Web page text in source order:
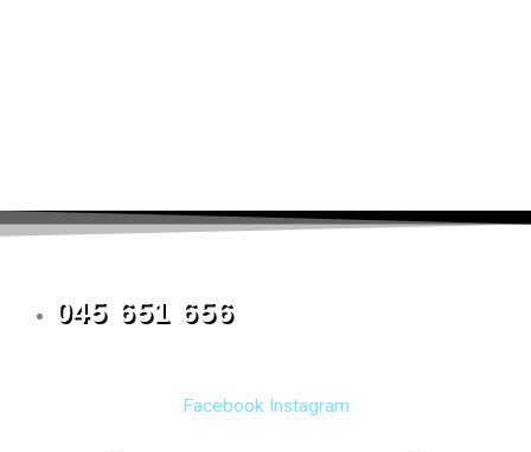
045 651 656
Facebook Instagram